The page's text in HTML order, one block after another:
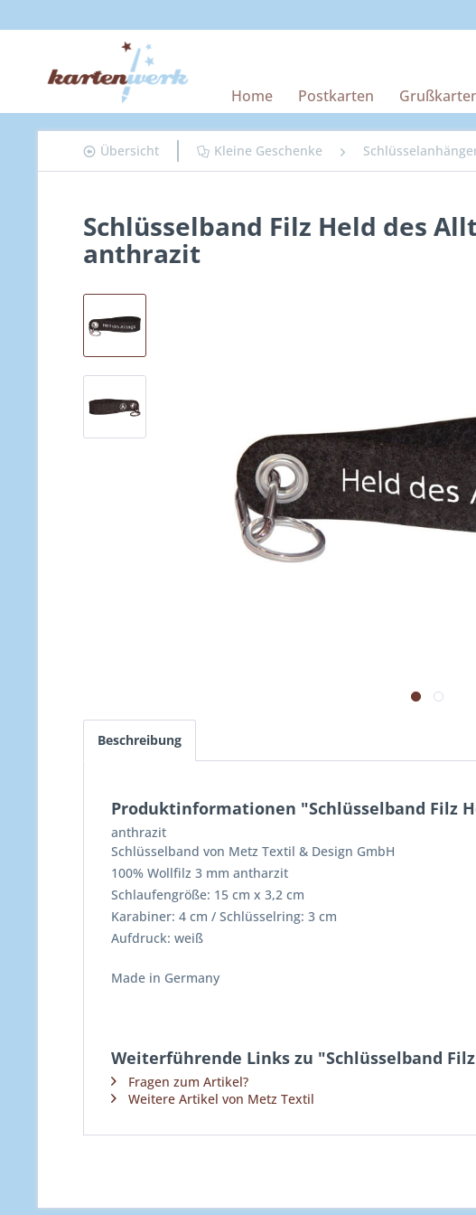
Home Postkarten
Übersicht Kleine Geschenke
Schlüsselband Filz Held des
anthrazit
Beschreibung
Produktinformationen "Schlüsselband Filz
anthrazit
Schlüsselband von Metz Textil & Design GmbH
100% Wollfilz 3 mm antharzit
Schlaufengröße: 15 cm x 3,2 cm
Karabiner: 4 cm / Schlüsselring: 3 cm
Aufdruck: weiß
Made in Germany
Weiterführende Links zu "Schlüsselband
Fragen zum Artikel?
Weitere Artikel von Metz Textil